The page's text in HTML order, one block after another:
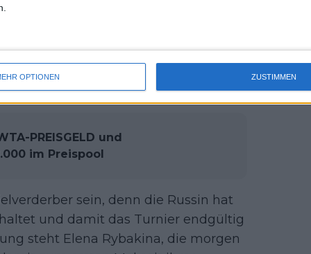
OPTIONEN ZUSTIMMEN
Siegerin eines anderen Viertelfinales
trifft, was bedeutet, dass
In diesem Fall könnte es ein
PREISGELD und
im Preispool
sein, denn die Russin hat
und damit das Turnier endgültig
steht Elena Rybakina, die morgen